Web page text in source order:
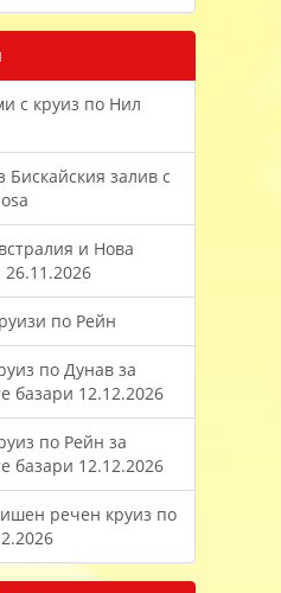
с круиз по Нил
Бискайския залив с
и Нова
по Рейн
по Дунав за
базари 12.12.2026
по Рейн за
базари 12.12.2026
речен круиз по